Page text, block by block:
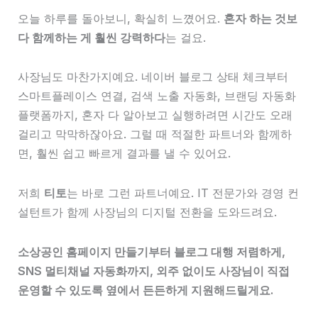
오늘 하루를 돌아보니, 확실히 느꼈어요. 혼자 하는 것보
다 함께하는 게 훨씬 강력하다는 걸요.
사장님도 마찬가지예요. 네이버 블로그 상태 체크부터
스마트플레이스 연결, 검색 노출 자동화, 브랜딩 자동화
플랫폼까지, 혼자 다 알아보고 실행하려면 시간도 오래
걸리고 막막하잖아요. 그럴 때 적절한 파트너와 함께하
면, 훨씬 쉽고 빠르게 결과를 낼 수 있어요.
저희 티토는 바로 그런 파트너예요. IT 전문가와 경영 컨
설턴트가 함께 사장님의 디지털 전환을 도와드려요.
소상공인 홈페이지 만들기부터 블로그 대행 저렴하게,
SNS 멀티채널 자동화까지, 외주 없이도 사장님이 직접
운영할 수 있도록 옆에서 든든하게 지원해드릴게요.